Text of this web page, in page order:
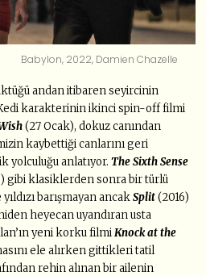
Babylon, 2022, Damien Chazelle
andan itibaren seyircinin
karakterinin ikinci spin-off filmi
(27 Ocak), dokuz canından
kaybettiği canlarını geri
yolculuğu anlatıyor.The Sixth Sense
gibi klasiklerden sonra bir türlü
barışmayan ancakSplit(2016)
heyecan uyandıran usta
yeni korku filmiKnock at the
ele alırken gittikleri tatil
rehin alınan bir ailenin